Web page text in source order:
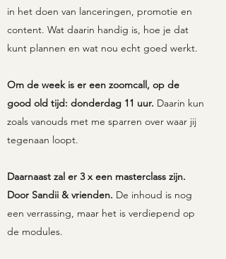
in het doen van lanceringen, promotie en
content. Wat daarin handig is, hoe je dat
kunt plannen en wat nou echt goed werkt.
Om de week is er een zoomcall, op de
good old tijd: donderdag 11 uur. Daarin kun
zoals vanouds met me sparren over waar jij
tegenaan loopt.
Daarnaast zal er 3 x een masterclass zijn.
Door Sandii & vrienden. De inhoud is nog
een verrassing, maar het is verdiepend op
de modules.